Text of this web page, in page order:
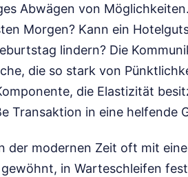
Abwägen von
Morgen? Kann ein
lindern? Die
die so stark von
die Elastizität
Transaktion in eine helfende
der modernen Zeit oft mit
in Warteschleifen